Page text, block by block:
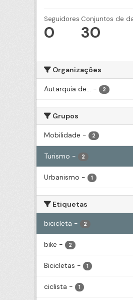
Seguidores
0
Conjuntos de
30
Organizações
Autarquia de... - 2
Grupos
Mobilidade - 2
Turismo - 2
Urbanismo - 1
Etiquetas
bicicleta - 2
bike - 2
Bicicletas - 1
ciclista - 1